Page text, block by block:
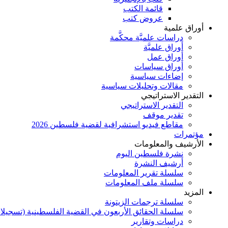
قائمة الكتب
عروض كتب
أوراق علمية
دراسات علميَّة محكَّمة
أوراق علميَّة
أوراق عمل
أوراق سياسات
إضاءات سياسية
مقالات وتحليلات سياسية
التقدير الاستراتيجي
التقدير الاستراتيجي
تقدير موقف
مقاطع فيديو استشرافية لقضية فلسطين 2026
مؤتمرات
الأرشيف والمعلومات
نشرة فلسطين اليوم
أرشيف النشرة
سلسلة تقرير المعلومات
سلسلة ملف المعلومات
المزيد
سلسلة ترجمات الزيتونة
سلسلة الحقائق الأربعون في القضية الفلسطينية
دراسات وتقارير